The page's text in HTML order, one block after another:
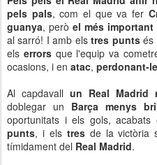
pels pals, com el que va fer
guanya, peròel més
al sarró! I amb elstres puntsés
els errorsque l'equip va
ocasions, i en atac, perdonant-
Al capdavall un Real Madrid
doblegar un Barça menys
oportunitats i els gols, acabats
punts, i els tresde la victòria
tímidament del Real Madrid.